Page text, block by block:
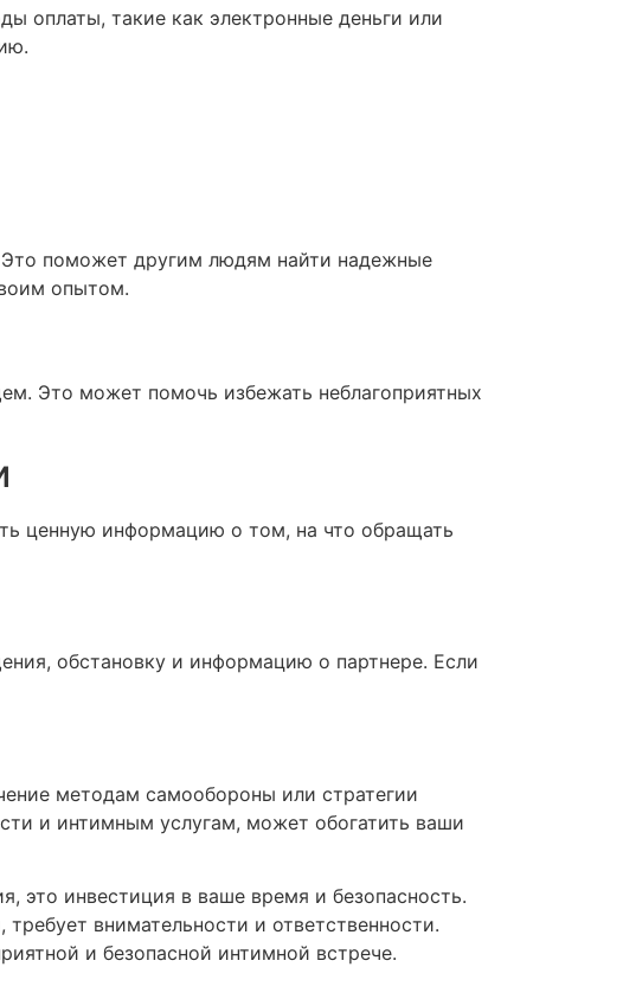
оплаты, такие как электронные деньги или
Это поможет другим людям найти надежные
опытом.
Это может помочь избежать неблагоприятных
ценную информацию о том, на что обращать
обстановку и информацию о партнере. Если
методам самообороны или стратегии
и интимным услугам, может обогатить ваши
это инвестиция в ваше время и безопасность.
внимательности и ответственности.
и безопасной интимной встрече.